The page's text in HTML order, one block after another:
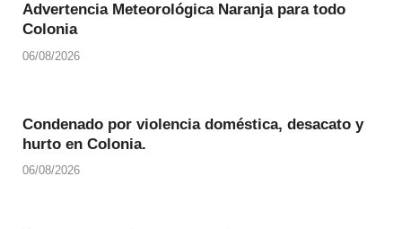
Advertencia Meteorológica Naranja para todo
Colonia
06/08/2026
Condenado por violencia doméstica, desacato y
hurto en Colonia.
06/08/2026